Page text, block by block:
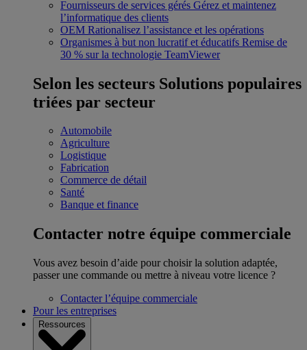
Fournisseurs de services gérés Gérez et maintenez
l’informatique des clients
OEM Rationalisez l’assistance et les opérations
Organismes à but non lucratif et éducatifs Remise de
30 % sur la technologie TeamViewer
Selon les secteurs Solutions populaires
triées par secteur
Automobile
Agriculture
Logistique
Fabrication
Commerce de détail
Santé
Banque et finance
Contacter notre équipe commerciale
Vous avez besoin d’aide pour choisir la solution adaptée,
passer une commande ou mettre à niveau votre licence ?
Contacter l’équipe commerciale
Pour les entreprises
Ressources